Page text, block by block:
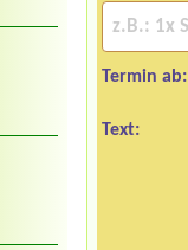
Termin ab:
Text: